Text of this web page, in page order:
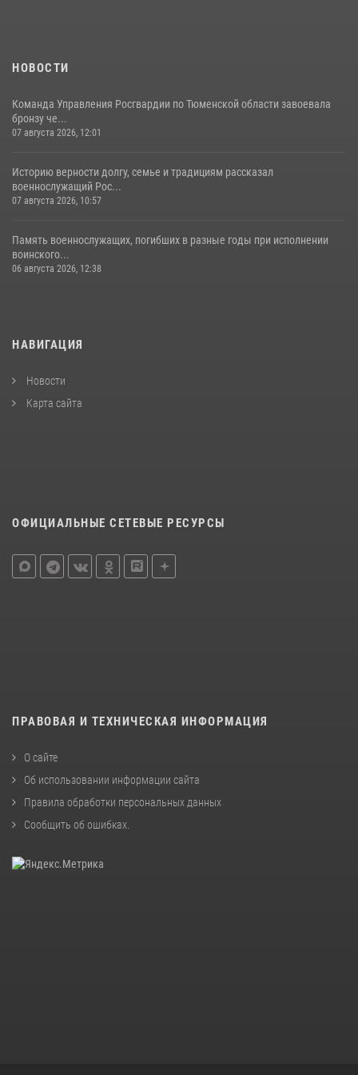
НОВОСТИ
Команда Управления Росгвардии по Тюменской области завоевала
бронзу че...
07 августа 2026, 12:01
Историю верности долгу, семье и традициям рассказал
военнослужащий Рос...
07 августа 2026, 10:57
Память военнослужащих, погибших в разные годы при исполнении
воинского...
06 августа 2026, 12:38
НАВИГАЦИЯ
Новости
Карта сайта
ОФИЦИАЛЬНЫЕ СЕТЕВЫЕ РЕСУРСЫ
ПРАВОВАЯ И ТЕХНИЧЕСКАЯ ИНФОРМАЦИЯ
О сайте
Об использовании информации сайта
Правила обработки персональных данных
Сообщить об ошибках